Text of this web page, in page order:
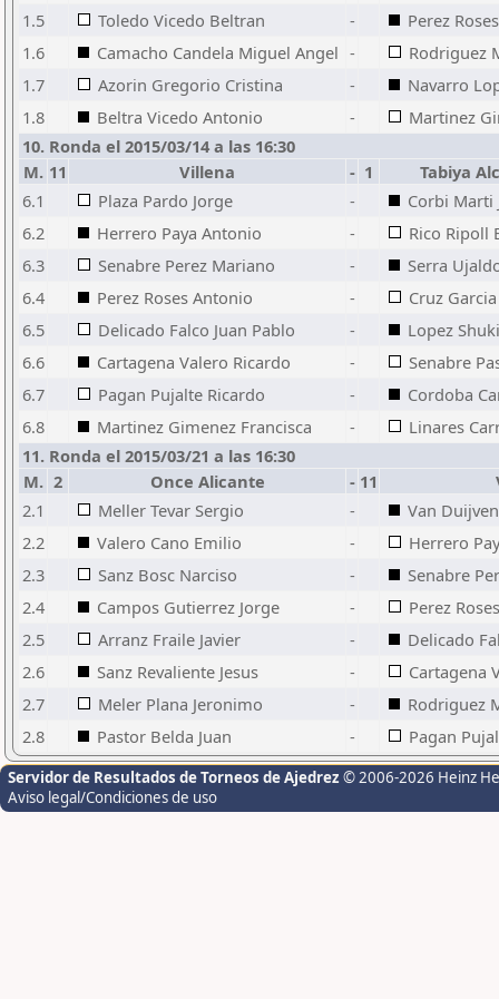
1.5
Toledo Vicedo Beltran -
Perez
1.6
Camacho Candela Miguel Angel -
Rodriguez
1.7
Azorin Gregorio Cristina -
Navarro
1.8
Beltra Vicedo Antonio -
Martinez
10. Ronda el 2015/03/14 a las 16:30
M. 11 Villena - 1
Tabiya
6.1
Plaza Pardo Jorge -
Corbi Marti
6.2
Herrero Paya Antonio -
Rico Ripoll
6.3
Senabre Perez Mariano -
Serra
6.4
Perez Roses Antonio -
Cruz
6.5
Delicado Falco Juan Pablo -
Lopez
6.6
Cartagena Valero Ricardo -
Senabre
6.7
Pagan Pujalte Ricardo -
Cordoba
6.8
Martinez Gimenez Francisca -
Linares
11. Ronda el 2015/03/21 a las 16:30
M. 2 Once Alicante - 11
2.1
Meller Tevar Sergio -
Van
2.2
Valero Cano Emilio -
Herrero
2.3
Sanz Bosc Narciso -
Senabre
2.4
Campos Gutierrez Jorge -
Perez
2.5
Arranz Fraile Javier -
Delicado
2.6
Sanz Revaliente Jesus -
Cartagena
2.7
Meler Plana Jeronimo -
Rodriguez
2.8
Pastor Belda Juan - Pagan
Servidor de Resultados de Torneos de Ajedrez © 2006-2026 Heinz
Aviso legal/Condiciones de uso